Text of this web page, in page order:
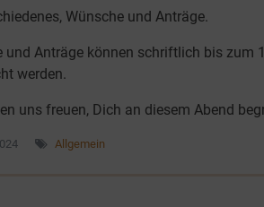
Wünsche und Anträge.
und Anträge können schriftlich bis zum
werden.
uns freuen, Dich an diesem Abend
Allgemein